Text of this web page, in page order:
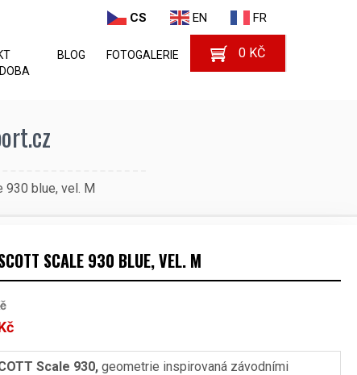
CS EN FR
BLOG FOTOGALERIE 0 KČ
930 blue, vel. M
SCALE 930 BLUE, VEL. M
cena
Scale 930, geometrie inspirovaná závodními